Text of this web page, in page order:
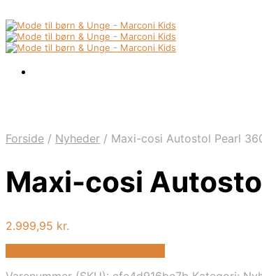
Forside / Nyheder / Maxi-cosi Autostol Pearl
Maxi-cosi
2.999,95 kr.